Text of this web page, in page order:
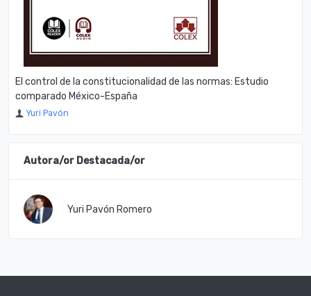
El control de la constitucionalidad de las normas: Estudio
comparado México-España
Yuri Pavón
Autora/or Destacada/or
Yuri Pavón Romero